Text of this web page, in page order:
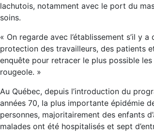
lachutois, notamment avec le port du
soins.
« On regarde avec l’établissement s’il y
protection des travailleurs, des patients
enquête pour retracer le plus possible
rougeole. »
Au Québec, depuis l’introduction du
années 70, la plus importante épidémie
personnes, majoritairement des enfants
malades ont été hospitalisés et sept